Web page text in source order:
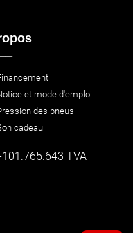
et mode d'emploi
des pneus
cadeau
101.765.643 TVA